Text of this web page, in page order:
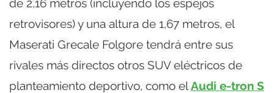
de 2,16 metros (incluyendo los espejos
retrovisores) y una altura de 1,67 metros, el
Maserati Grecale Folgore tendrá entre sus
rivales más directos otros SUV eléctricos de
planteamiento deportivo, como elAudi e-tron S